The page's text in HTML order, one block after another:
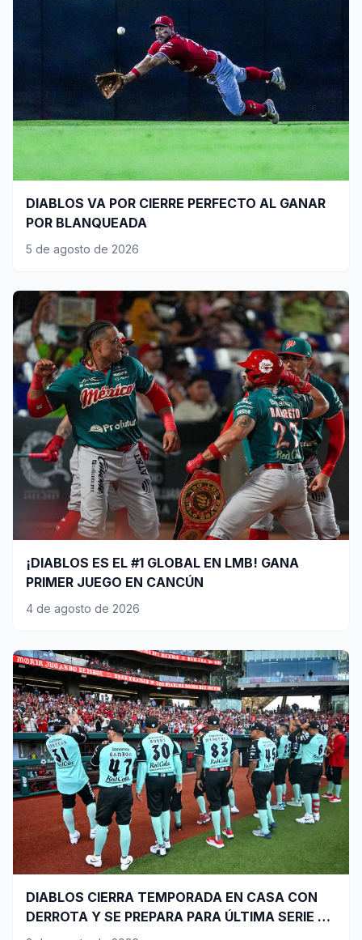
DIABLOS VA POR CIERRE PERFECTO AL GANAR
POR BLANQUEADA
5 de agosto de 2026
¡DIABLOS ES EL #1 GLOBAL EN LMB! GANA
PRIMER JUEGO EN CANCÚN
4 de agosto de 2026
DIABLOS CIERRA TEMPORADA EN CASA CON
DERROTA Y SE PREPARA PARA ÚLTIMA SERIE DE
PLAYOFFS